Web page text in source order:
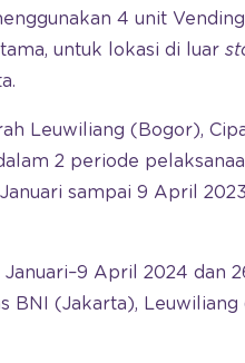
4 unit
untuk lokasi di luar
Leuwiliang (Bogor),
2 periode
sampai 9 April
April 2024 dan
BNI (Jakarta), Leuwiliang